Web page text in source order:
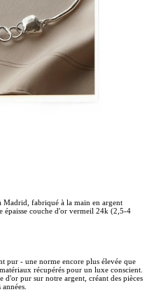
fabriqué à la main en argent
épaisse couche d'or vermeil 24k (2,5-4
pur - une norme encore plus élevée que
récupérés pour un luxe conscient.
d'or pur sur notre argent, créant des pièces